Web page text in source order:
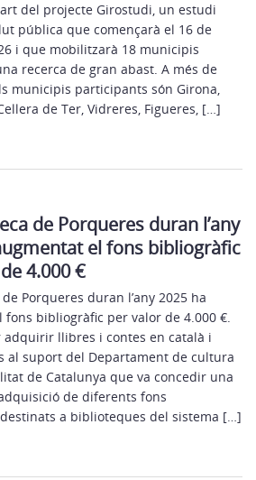
del projecte Girostudi, un estudi
pública que començarà el 16 de
i que mobilitzarà 18 municipis
recerca de gran abast. A més de
municipis participants són Girona,
de Ter, Vidreres, Figueres, […]
de Porqueres duran l’any
el fons bibliogràfic
4.000 €
Porqueres duran l’any 2025 ha
fons bibliogràfic per valor de 4.000 €.
adquirir llibres i contes en català i
al suport del Departament de cultura
de Catalunya que va concedir una
de diferents fons
a biblioteques del sistema […]